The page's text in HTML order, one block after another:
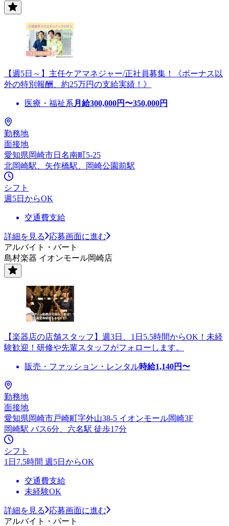
【週5日～】主任ケアマネジャー/正社員募集！《ボーナス以
外の特別報酬、約25万円の支給実績！》
医療・福祉系 月給300,000円〜350,000円
勤務地
面接地
愛知県岡崎市日名南町5-25
北岡崎駅、矢作橋駅、岡崎公園前駅
シフト
週5日からOK
交通費支給
詳細を見る
応募画面に進む
アルバイト・パート
島村楽器 イオンモール岡崎店
【楽器店の店舗スタッフ】週3日、1日5.5時間からOK！未経
験歓迎！研修や先輩スタッフがフォローします。
販売・ファッション・レンタル時給1,140円〜
勤務地
面接地
愛知県岡崎市戸崎町字外山38-5 イオンモール岡崎3F
岡崎駅 バス6分、六名駅 徒歩17分
シフト
1日7.5時間 週5日からOK
交通費支給
未経験OK
詳細を見る
応募画面に進む
アルバイト・パート